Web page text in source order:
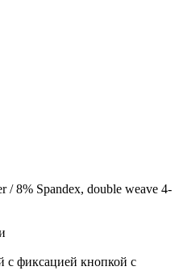
/ 8% Spandex, double weave 4-
с фиксацией кнопкой с